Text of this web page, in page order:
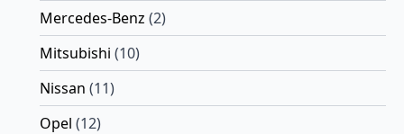
Mercedes-Benz (2)
Mitsubishi (10)
Nissan (11)
Opel (12)